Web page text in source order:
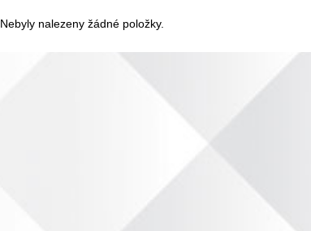
Nebyly nalezeny žádné položky.